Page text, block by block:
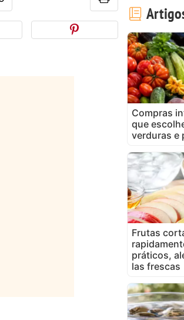
Compras
que
verduras e
Frutas
práticos,
las frescas